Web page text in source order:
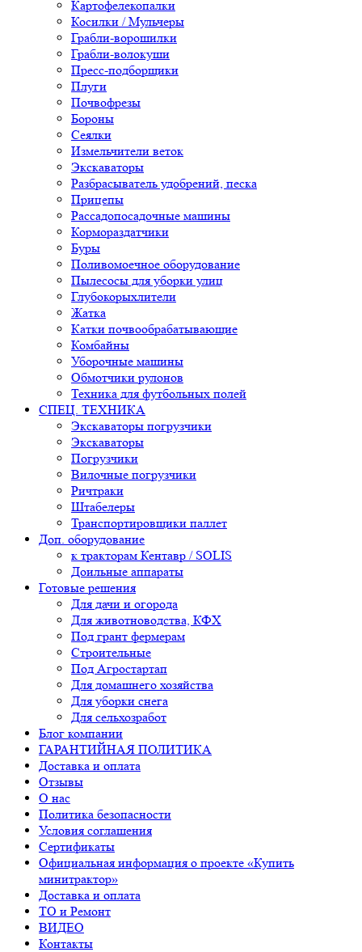
Картофелекопалки
Косилки / Мульчеры
Грабли-ворошилки
Грабли-волокуши
Пресс-подборщики
Плуги
Почвофрезы
Бороны
Сеялки
Измельчители веток
Экскаваторы
Разбрасыватель удобрений, песка
Прицепы
Рассадопосадочные машины
Кормораздатчики
Буры
Поливомоечное оборудование
Пылесосы для уборки улиц
Глубокорыхлители
Жатка
Катки почвообрабатывающие
Комбайны
Уборочные машины
Обмотчики рулонов
Техника для футбольных полей
СПЕЦ. ТЕХНИКА
Экскаваторы погрузчики
Экскаваторы
Погрузчики
Вилочные погрузчики
Ричтраки
Штабелеры
Транспортировщики паллет
Доп. оборудование
к тракторам Кентавр / SOLIS
Доильные аппараты
Готовые решения
Для дачи и огорода
Для животноводства, КФХ
Под грант фермерам
Строительные
Под Агростартап
Для домашнего хозяйства
Для уборки снега
Для сельхозработ
Блог компании
ГАРАНТИЙНАЯ ПОЛИТИКА
Доставка и оплата
Отзывы
О нас
Политика безопасности
Условия соглашения
Сертификаты
Официальная информация о проекте «Купить
минитрактор»
Доставка и оплата
ТО и Ремонт
ВИДЕО
Контакты